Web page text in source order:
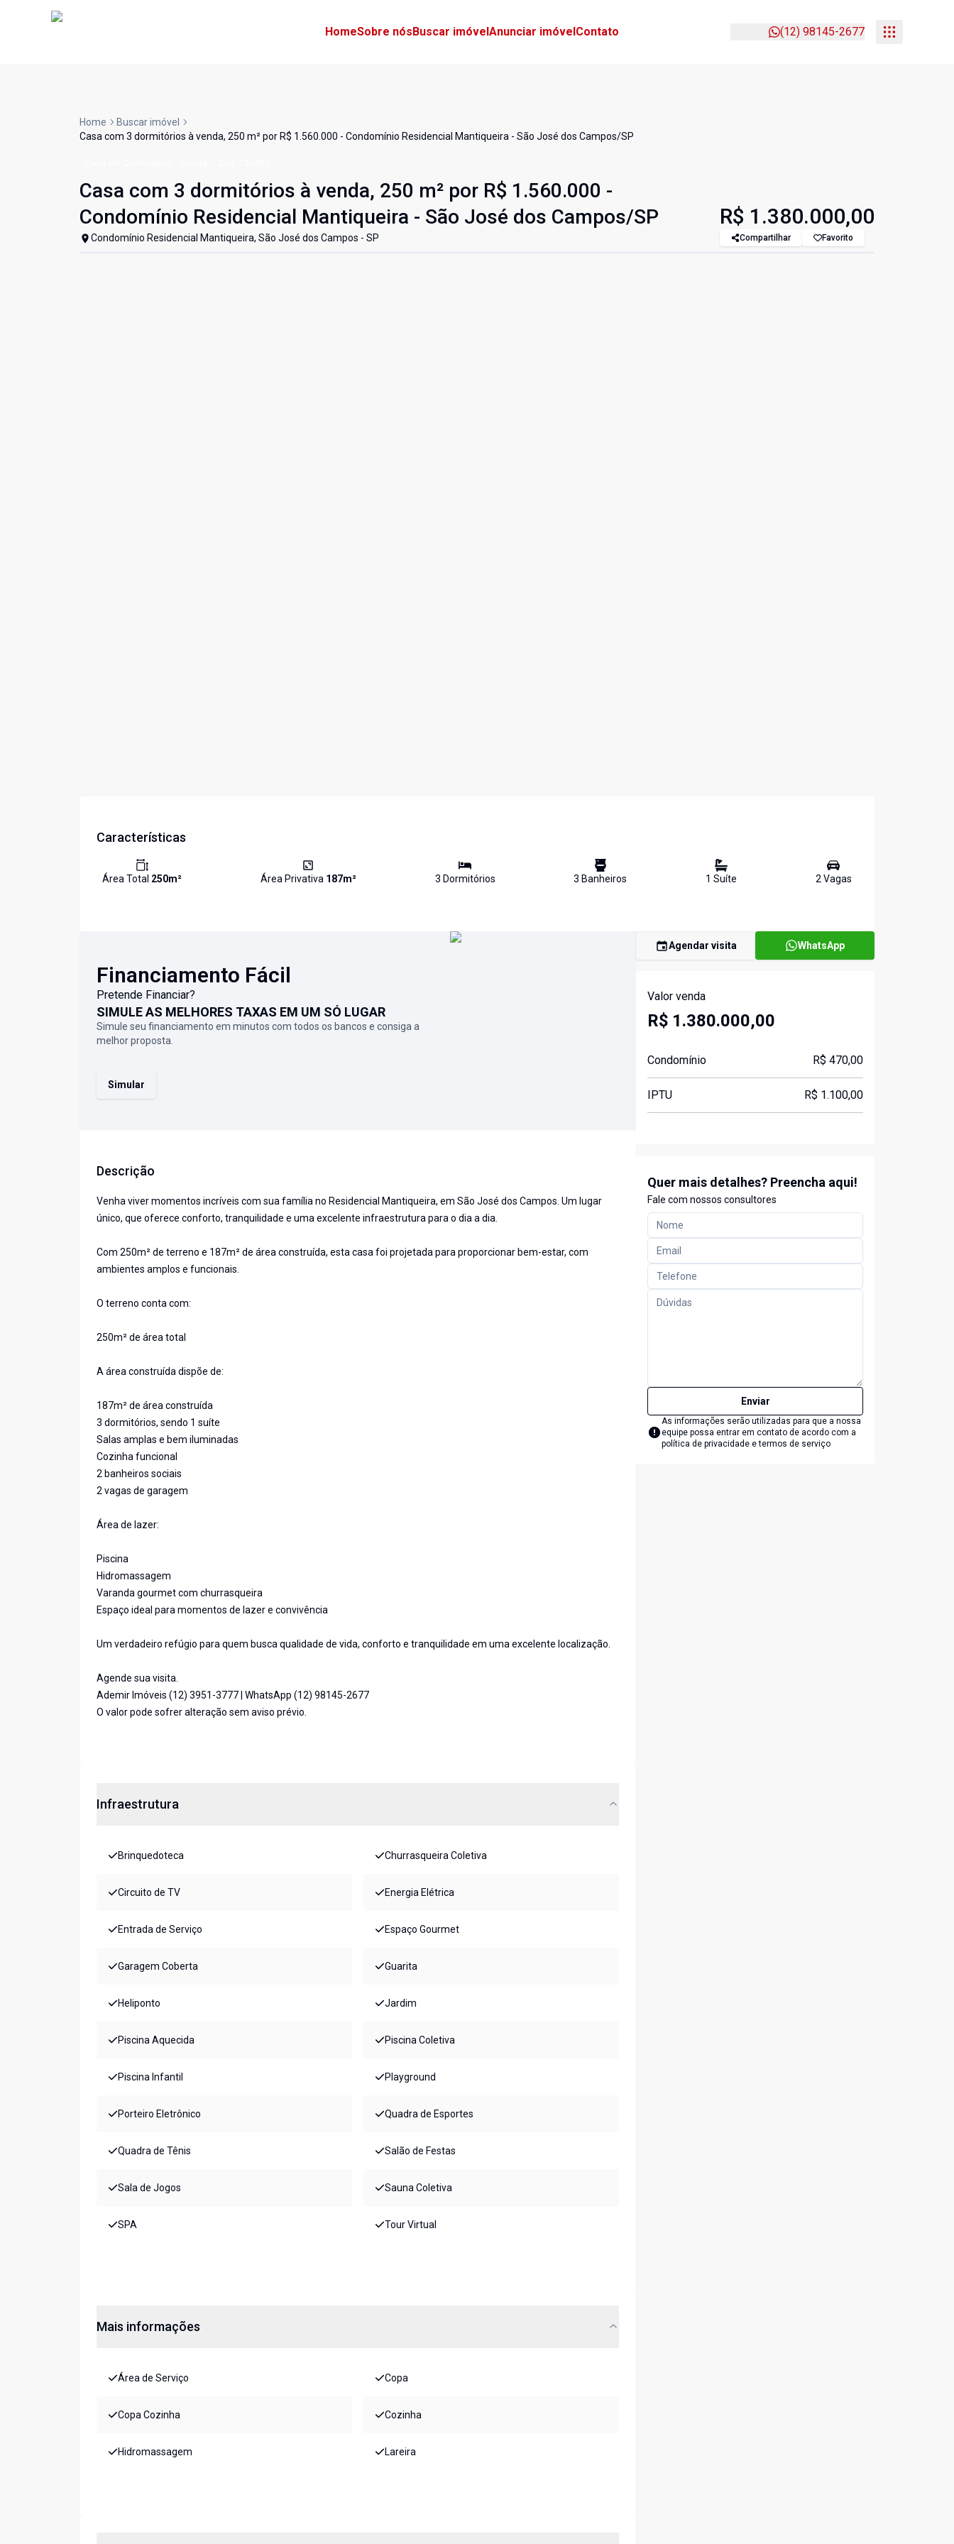
HomeSobre nósBuscar imóvelAnunciar imóvelContato (12) 98145-2677
Home
Buscar imóvel
Casa com 3 dormitórios à venda, 250 m² por R$ 1.560.000 - Condomínio Residencial Mantiqueira - São José dos Campos/SP
Casa com 3 dormitórios à venda, 250 m² por R$ 1.560.000 -
Condomínio Residencial Mantiqueira - São José dos Campos/SP
Condomínio Residencial Mantiqueira, São José dos Campos - SP
R$ 1.380.000,00
Compartilhar Favorito
Características
Área Total 250m² Área Privativa 187m² 3 Dormitórios 3 Banheiros 1 Suíte 2Vagas
Financiamento Fácil
Pretende Financiar?
SIMULE AS MELHORES TAXAS EM UM SÓ LUGAR
Simule seu financiamento em minutos com todos os bancos e consiga a
melhor proposta.
Simular
Descrição
Venha viver momentos incríveis com sua família no Residencial Mantiqueira, em São José dos Campos. Um lugar
único, que oferece conforto, tranquilidade e uma excelente infraestrutura para o dia a dia.
Com 250m² de terreno e 187m² de área construída, esta casa foi projetada para proporcionar bem-estar, com
ambientes amplos e funcionais.
O terreno conta com:
250m² de área total
A área construída dispõe de:
187m² de área construída
3 dormitórios, sendo 1 suíte
Salas amplas e bem iluminadas
Cozinha funcional
2 banheiros sociais
2 vagas de garagem
Área de lazer:
Piscina
Hidromassagem
Varanda gourmet com churrasqueira
Espaço ideal para momentos de lazer e convivência
Um verdadeiro refúgio para quem busca qualidade de vida, conforto e tranquilidade em uma excelente localização.
Agende sua visita.
Ademir Imóveis (12) 3951-3777 | WhatsApp (12) 98145-2677
O valor pode sofrer alteração sem aviso prévio.
Infraestrutura
Brinquedoteca Churrasqueira Coletiva
Circuito de TV Energia Elétrica
Entrada de Serviço Espaço Gourmet
Garagem Coberta Guarita
Heliponto Jardim
Piscina Aquecida Piscina Coletiva
Piscina Infantil Playground
Porteiro Eletrônico Quadra de Esportes
Quadra de Tênis Salão de Festas
Sala de Jogos Sauna Coletiva
SPA Tour Virtual
Mais informações
Área de Serviço Copa
Copa Cozinha Cozinha
Hidromassagem Lareira
Agendar visita WhatsApp
Valor venda
R$ 1.380.000,00
Condomínio R$ 470,00
IPTU R$ 1.100,00
Quer mais detalhes? Preencha aqui!
Fale com nossos consultores
Enviar
As informações serão utilizadas para que a nossa
equipe possa entrar em contato de acordo com a
política de privacidade e termos de serviço